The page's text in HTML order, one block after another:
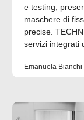
e testing,
maschere di
precise.
servizi integrati
Emanuela Bianchi